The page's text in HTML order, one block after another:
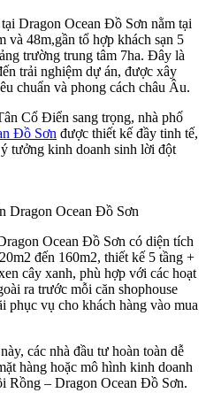
Dragon Ocean Đồ Sơn nằm tại
và 48m,gần tổ hợp khách sạn 5
trường trung tâm 7ha. Đây là
trải nghiệm dự án, được xây
chuẩn và phong cách châu Âu.
Cổ Điển sang trọng, nhà phố
Đồ Sơn được thiết kế đầy tinh tế,
tưởng kinh doanh sinh lời đột
Dragon Ocean Đồ Sơn
Ocean Đồ Sơn có diện tích
đến 160m2, thiết kế 5 tầng +
cây xanh, phù hợp với các hoạt
ra trước mỗi căn shophouse
phục vụ cho khách hàng vào mua
các nhà đầu tư hoàn toàn dễ
hàng hoặc mô hình kinh doanh
Rồng – Dragon Ocean Đồ Sơn.